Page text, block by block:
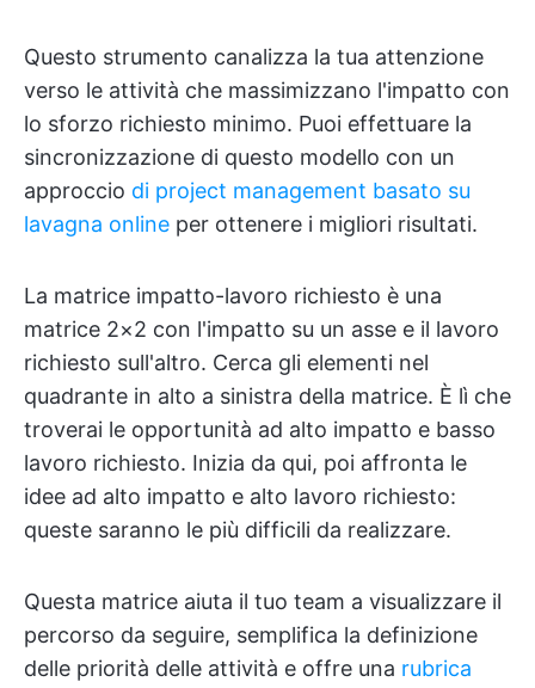
Questo strumento canalizza la tua attenzione
verso le attività che massimizzano l'impatto con
lo sforzo richiesto minimo. Puoi effettuare la
sincronizzazione di questo modello con un
approccio di project management basato su
lavagna online per ottenere i migliori risultati.
La matrice impatto-lavoro richiesto è una
matrice 2×2 con l'impatto su un asse e il lavoro
richiesto sull'altro. Cerca gli elementi nel
quadrante in alto a sinistra della matrice. È lì che
troverai le opportunità ad alto impatto e basso
lavoro richiesto. Inizia da qui, poi affronta le
idee ad alto impatto e alto lavoro richiesto:
queste saranno le più difficili da realizzare.
Questa matrice aiuta il tuo team a visualizzare il
percorso da seguire, semplifica la definizione
delle priorità delle attività e offre una rubrica